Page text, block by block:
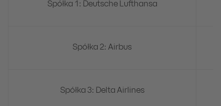
Spółka 1: Deutsche Lufthansa
Spółka 2: Airbus
Spółka 3: Delta Airlines